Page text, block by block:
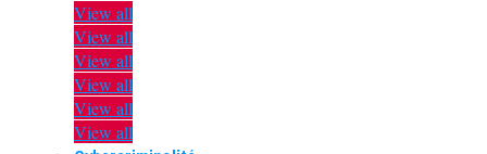
View all
View all
View all
View all
View all
View all